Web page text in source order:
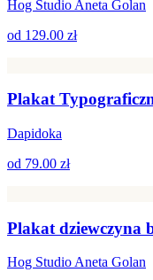
Hog Studio Aneta Golan
od 129.00 zł
Plakat
Dapidoka
od 79.00 zł
Plakat dziewczyna
Hog Studio Aneta Golan